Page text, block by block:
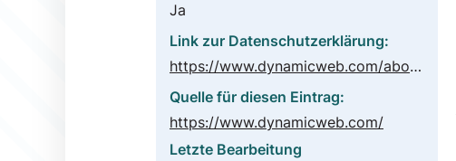
Ja
Link zur Datenschutzerklärung:
https://www.dynamicweb.com/about/privacy-policy
Quelle für diesen Eintrag:
https://www.dynamicweb.com/
Letzte Bearbeitung